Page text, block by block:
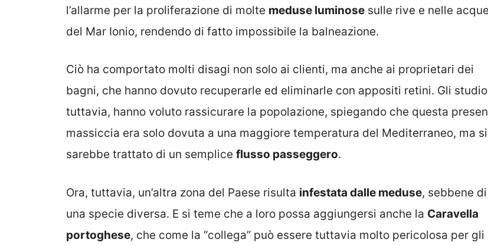
l’allarme per la proliferazione di molte meduse luminose sulle rive e nelle acque
del Mar Ionio, rendendo di fatto impossibile la balneazione.
Ciò ha comportato molti disagi non solo ai clienti, ma anche ai proprietari dei
bagni, che hanno dovuto recuperarle ed eliminarle con appositi retini. Gli
tuttavia, hanno voluto rassicurare la popolazione, spiegando che questa
massiccia era solo dovuta a una maggiore temperatura del Mediterraneo, ma si
sarebbe trattato di un semplice flusso passeggero.
Ora, tuttavia, un’altra zona del Paese risulta infestata dalle meduse, sebbene di
una specie diversa. E si teme che a loro possa aggiungersi anche la Caravella
portoghese, che come la “collega” può essere tuttavia molto pericolosa per gli